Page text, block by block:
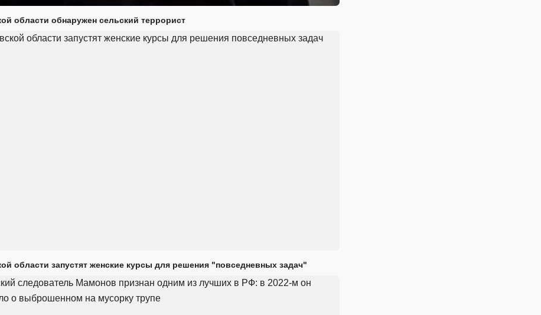
области обнаружен сельский террорист
области запустят женские курсы для решения "повседневных задач"